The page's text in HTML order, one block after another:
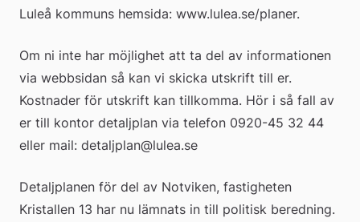
Luleå kommuns hemsida: www.lulea.se/planer.
Om ni inte har möjlighet att ta del av informationen
via webbsidan så kan vi skicka utskrift till er.
Kostnader för utskrift kan tillkomma. Hör i så fall av
er till kontor detaljplan via telefon 0920-45 32 44
eller mail: detaljplan@lulea.se
Detaljplanen för del av Notviken, fastigheten
Kristallen 13 har nu lämnats in till politisk beredning.